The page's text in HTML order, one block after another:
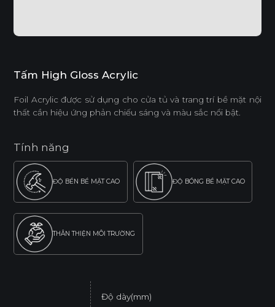
Tấm High Gloss Acrylic
Foil Acrylic được sử dụng cho cửa tủ và trang trí bề mặt nội
thất cần hiệu ứng phản chiếu sáng và màu sắc nổi bật.
Tính năng
ĐỘ BỀN BỀ MẶT CAO ĐỘ BÓNG BỀ MẶT CAO
THÂN THIỆN MÔI TRƯỜNG
Độ dày(mm)